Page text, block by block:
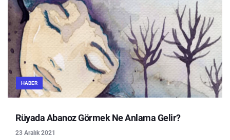
HABER
Rüyada Abanoz Görmek Ne Anlama Gelir?
23 Aralık 2021